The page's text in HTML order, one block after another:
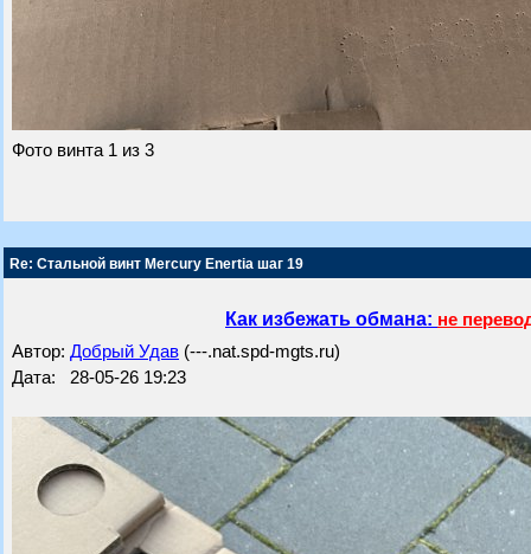
Фото винта 1 из 3
Re: Стальной винт Mercury Enertia шаг 19
Как избежать обмана: не
Автор: Добрый Удав (---.nat.spd-mgts.ru)
Дата: 28-05-26 19:23